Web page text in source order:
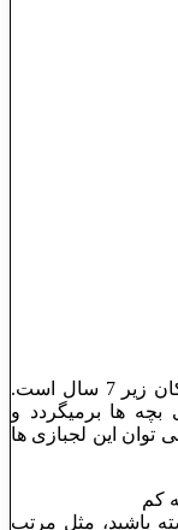
یکی از گلایه های والدین درباره لجبازی کودکان زیر 7 سال است.
ها برمیگردد و
این لجبازی ها
کم
باشید، مثل مرتب